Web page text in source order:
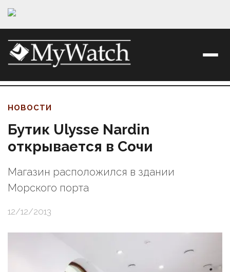
НОВОСТИ
Бутик Ulysse Nardin
открывается в Сочи
Магазин расположился в здании
Морского порта
12/12/2013